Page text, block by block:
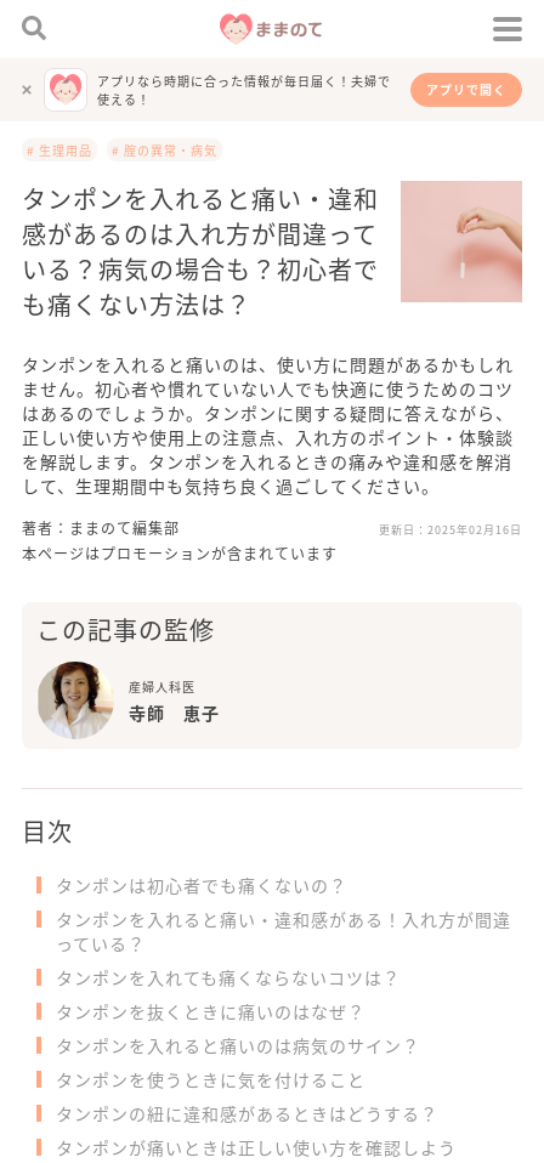
アプリなら時期に合った情報が毎日届く！夫婦で
使える！
アプリで開く
# 生理用品 # 腟の異常・病気
タンポンを入れると痛い・違和
感があるのは入れ方が間違って
いる？病気の場合も？初心者で
も痛くない方法は？
タンポンを入れると痛いのは、使い方に問題があるかもしれ
ません。初心者や慣れていない人でも快適に使うためのコツ
はあるのでしょうか。タンポンに関する疑問に答えながら、
正しい使い方や使用上の注意点、入れ方のポイント・体験談
を解説します。タンポンを入れるときの痛みや違和感を解消
して、生理期間中も気持ち良く過ごしてください。
著者：ままのて編集部 更新日： 2025年02月16日
本ページはプロモーションが含まれています
この記事の監修
産婦人科医
寺師 恵子
目次
タンポンは初心者でも痛くないの？
タンポンを入れると痛い・違和感がある！入れ方が間違
っている？
タンポンを入れても痛くならないコツは？
タンポンを抜くときに痛いのはなぜ？
タンポンを入れると痛いのは病気のサイン？
タンポンを使うときに気を付けること
タンポンの紐に違和感があるときはどうする？
タンポンが痛いときは正しい使い方を確認しよう